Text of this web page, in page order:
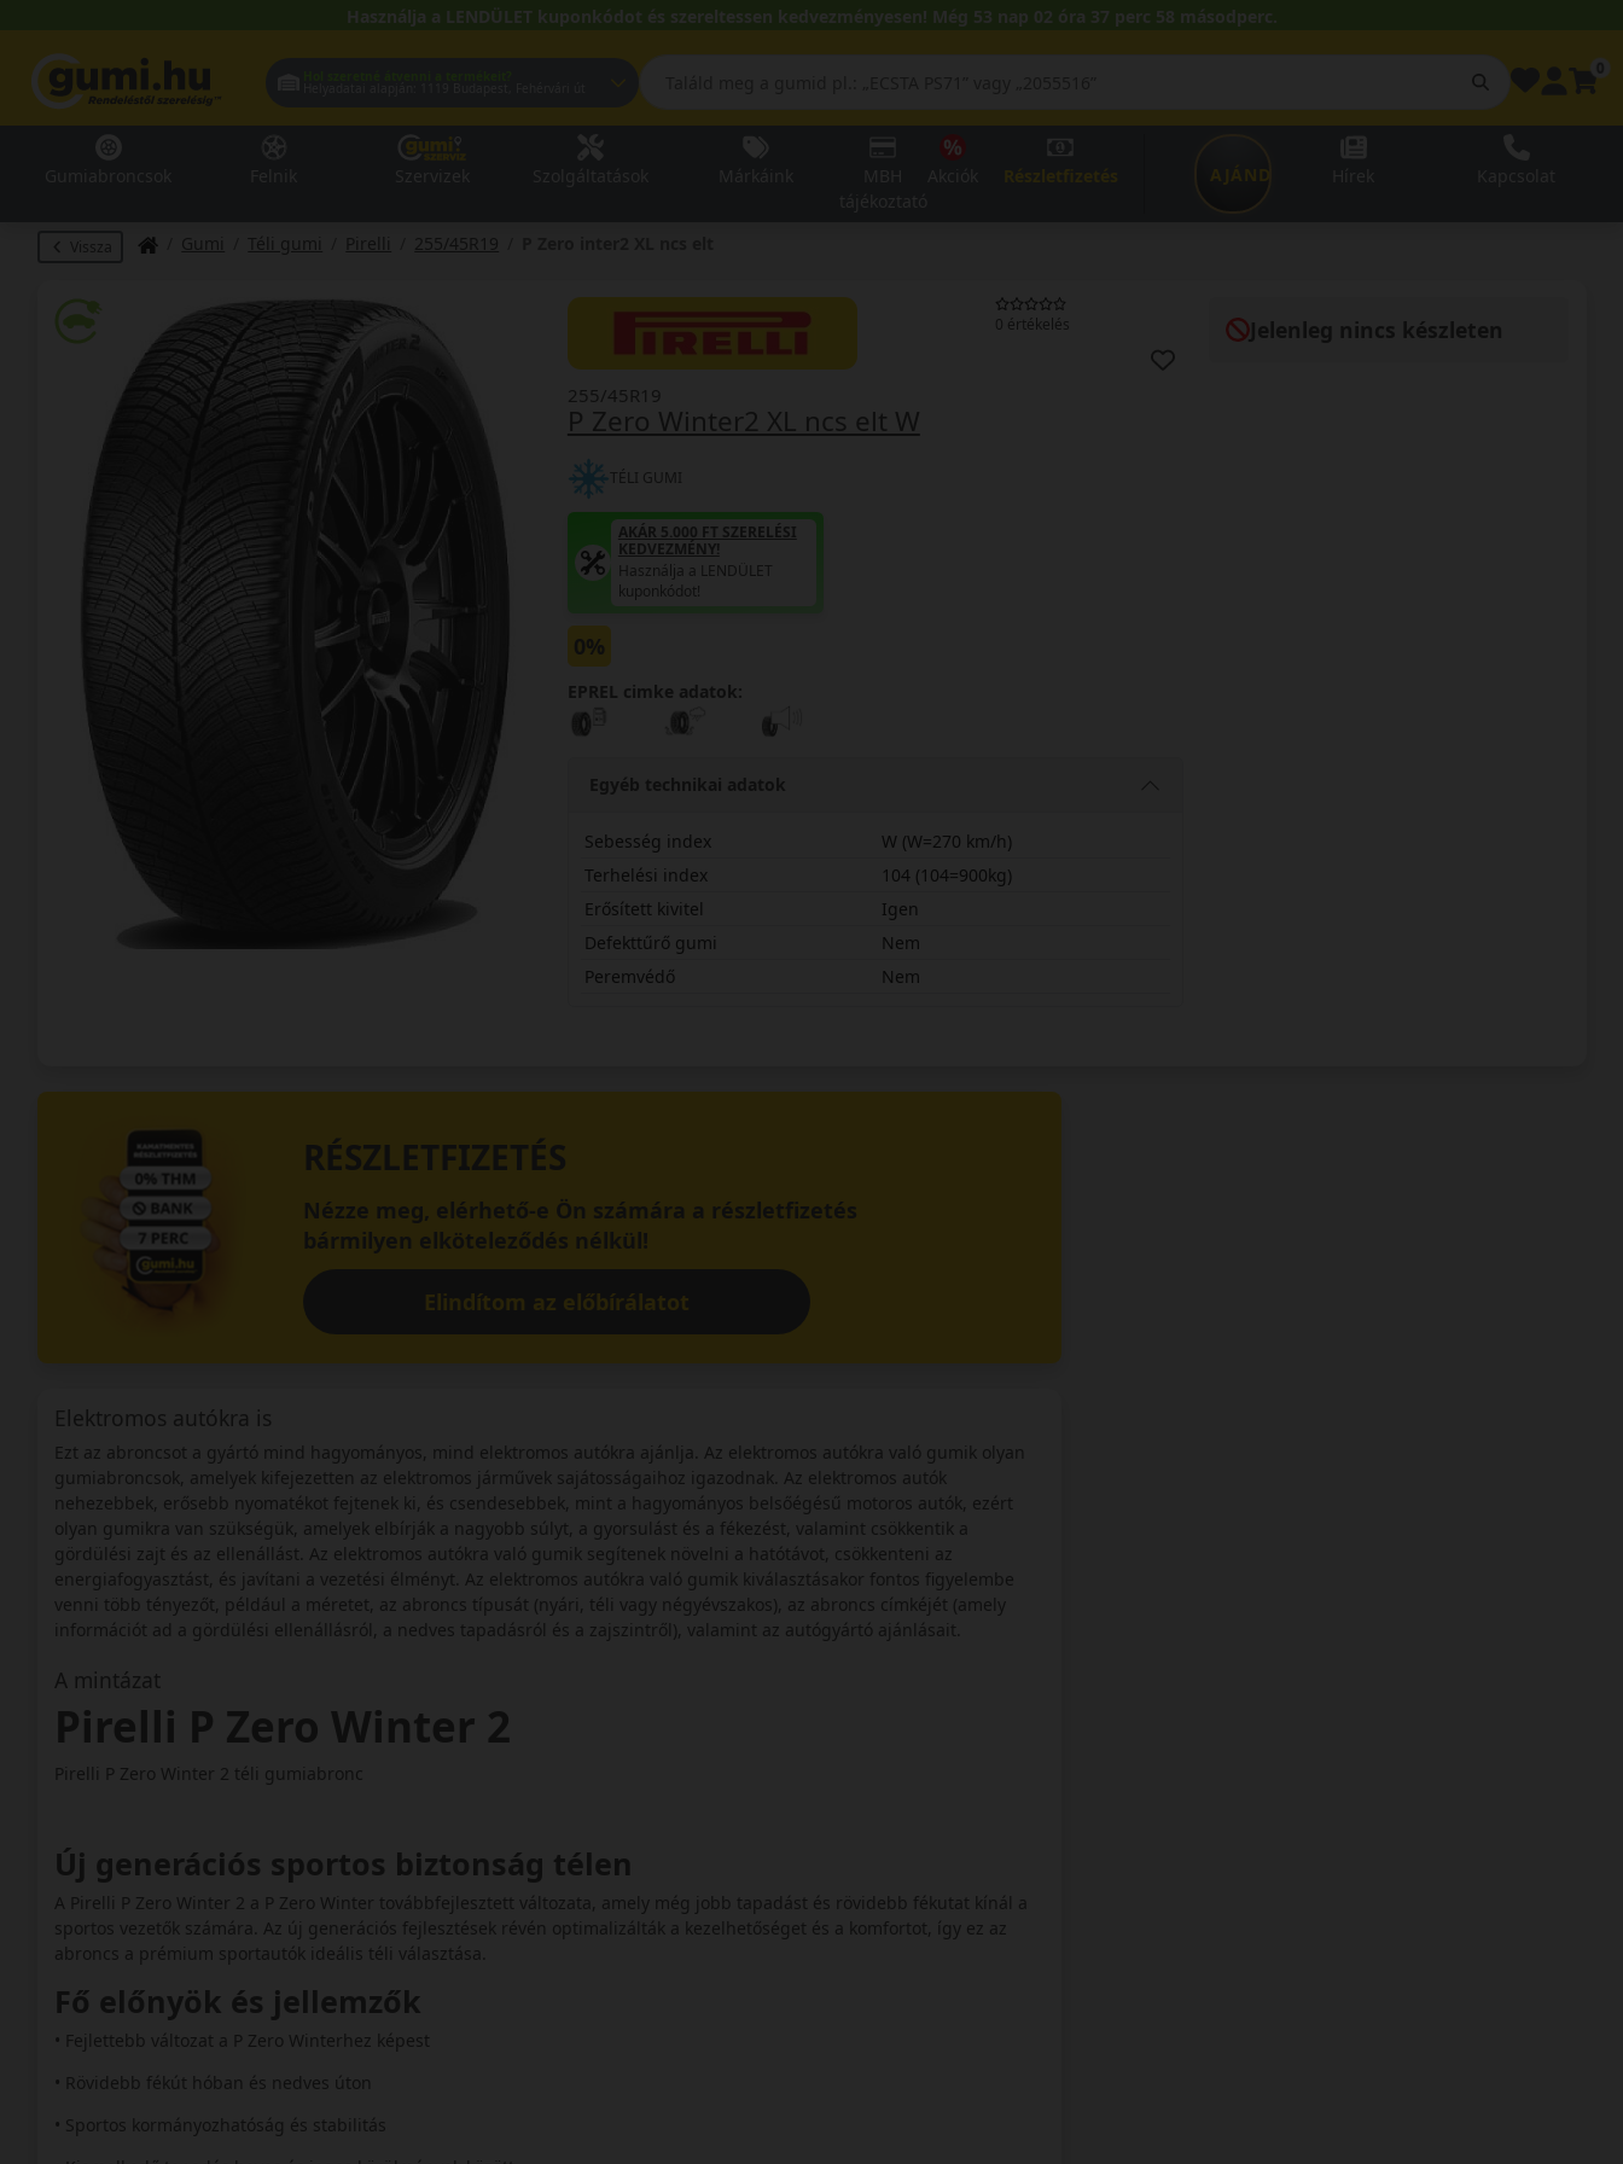
Használja a LENDÜLET kuponkódot és szereltessen kedvezményesen! Még 53 nap 02 óra 37 perc 57 másodperc.
AJÁNDÉKUTALVÁNY
Vissza Gumi Téli gumi Pirelli 255/45R19
0 értékelés
P Zero Winter2 XL ncs elt W
255/45R19
TÉLI GUMI
AKÁR 5.000 FT SZERELÉSI
KEDVEZMÉNY!
Használja a LENDÜLET
kuponkódot!
0%
EPREL cimke adatok:
Egyéb technikai adatok
Sebesség index
W (W=270 km/h)
Terhelési index
104 (104=900kg)
Erősített kivitel
Igen
Defekttűrő gumi
Nem
Peremvédő
Nem
Jelenleg nincs készleten
RÉSZLETFIZETÉS
Nézze meg, elérhető-e Ön számára a részletfizetés
bármilyen elköteleződés nélkül!
Elindítom az előbírálatot
Elektromos autókra is
Ezt az abroncsot a gyártó mind hagyományos, mind elektromos autókra ajánlja. Az elektromos autókra való gumik olyan
gumiabroncsok, amelyek kifejezetten az elektromos járművek sajátosságaihoz igazodnak. Az elektromos autók
nehezebbek, erősebb nyomatékot fejtenek ki, és csendesebbek, mint a hagyományos belsőégésű motoros autók, ezért
olyan gumikra van szükségük, amelyek elbírják a nagyobb súlyt, a gyorsulást és a fékezést, valamint csökkentik a
gördülési zajt és az ellenállást. Az elektromos autókra való gumik segítenek növelni a hatótávot, csökkenteni az
energiafogyasztást, és javítani a vezetési élményt. Az elektromos autókra való gumik kiválasztásakor fontos figyelembe
venni több tényezőt, például a méretet, az abroncs típusát (nyári, téli vagy négyévszakos), az abroncs címkéjét (amely
információt ad a gördülési ellenállásról, a nedves tapadásról és a zajszintről), valamint az autógyártó ajánlásait.
A mintázat
Pirelli P Zero Winter 2
Pirelli P Zero Winter 2 téli gumiabronc
Új generációs sportos biztonság télen
A Pirelli P Zero Winter 2 a P Zero Winter továbbfejlesztett változata, amely még jobb tapadást és rövidebb fékutat kínál a
sportos vezetők számára. Az új generációs fejlesztések révén optimalizálták a kezelhetőséget és a komfortot, így ez az
abroncs a prémium sportautók ideális téli választása.
Fő előnyök és jellemzők
• Fejlettebb változat a P Zero Winterhez képest
• Rövidebb fékút hóban és nedves úton
• Sportos kormányozhatóság és stabilitás